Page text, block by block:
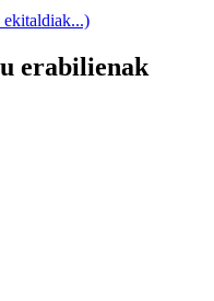
ekitaldiak...)
erabilienak